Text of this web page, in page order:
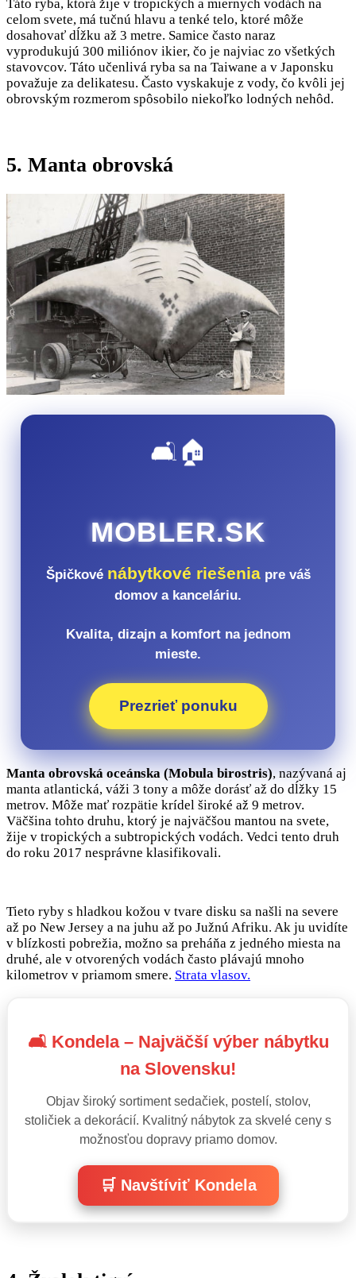
Táto ryba, ktorá žije v tropických a miernych vodách na
celom svete, má tučnú hlavu a tenké telo, ktoré môže
dosahovať dĺžku až 3 metre. Samice často naraz
vyprodukujú 300 miliónov ikier, čo je najviac zo všetkých
stavovcov. Táto učenlivá ryba sa na Taiwane a v Japonsku
považuje za delikatesu. Často vyskakuje z vody, čo kvôli jej
obrovským rozmerom spôsobilo niekoľko lodných nehôd.
5. Manta obrovská
🛋️🏠
MOBLER.SK
Špičkové nábytkové riešeniapre váš
domov a kanceláriu.
Kvalita, dizajn a komfort na jednom
mieste.
Prezrieť ponuku
Manta obrovská oceánska (Mobula birostris), nazývaná aj
manta atlantická, váži 3 tony a môže dorásť až do dĺžky 15
metrov. Môže mať rozpätie krídel široké až 9 metrov.
Väčšina tohto druhu, ktorý je najväčšou mantou na svete,
žije v tropických a subtropických vodách. Vedci tento druh
do roku 2017 nesprávne klasifikovali.
Tieto ryby s hladkou kožou v tvare disku sa našli na severe
až po New Jersey a na juhu až po Južnú Afriku. Ak ju uvidíte
v blízkosti pobrežia, možno sa preháňa z jedného miesta na
druhé, ale v otvorených vodách často plávajú mnoho
kilometrov v priamom smere. Strata vlasov.
🛋️ Kondela – Najväčší výber nábytku
na Slovensku!
Objav široký sortiment sedačiek, postelí, stolov,
stoličiek a dekorácií. Kvalitný nábytok za skvelé ceny s
možnosťou dopravy priamo domov.
🛒 Navštíviť Kondela